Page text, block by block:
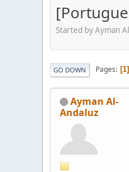
Started by Ayman
GO DOWN Pages 1
Ayman Al-
Andaluz